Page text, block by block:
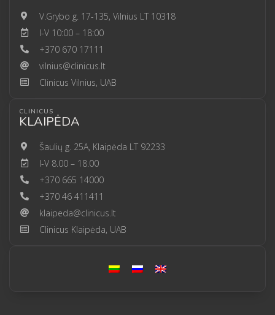
V.Grybo g. 17-135, Vilnius LT 10318
I-V 10:00 – 18:00
+370 670 17111
vilnius@clinicus.lt
Clinicus Vilnius, UAB
CLINICUS
KLAIPĖDA
Šaulių g. 25A, Klaipėda LT 92233
I-V 8.00 – 18.00
+370 665 14000
+370 46 411411
klaipeda@clinicus.lt
Clinicus Klaipėda, UAB